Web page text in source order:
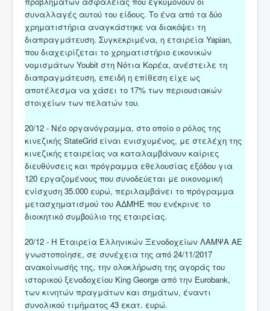
συναλλαγές αυτού του είδους. Το ένα από τα δύο
χρηματιστήρια αναγκάστηκε να διακόψει τη
διαπραγμάτευση. Συγκεκριμένα, η εταιρεία Yapian,
που διαχειρίζεται το χρηματιστήριο εικονικών
νομισμάτων Youbit στη Νότια Κορέα, ανέστειλε τη
διαπραγμάτευση, επειδή η επίθεση είχε ως
αποτέλεσμα να χάσει το 17% των περιουσιακών
στοιχείων των πελατών του.
20/12 - Νέο οργανόγραμμα, στο οποίο ο ρόλος της
κινεζικής StateGrid είναι ενισχυμένος, με στελέχη της
κινεζικής εταιρείας να καταλαμβάνουν καίριες
διευθύνσεις και πρόγραμμα εθελουσίας εξόδου για
120 εργαζομένους που συνοδεύεται με οικονομική
ενίσχυση 35.000 ευρώ, περιλαμβάνει το πρόγραμμα
μετασχηματισμού του ΑΔΜΗΕ που ενέκρινε το
διοικητικό συμβούλιο της εταιρείας.
20/12 - Η Εταιρεία Ελληνικών Ξενοδοχείων ΛΑΜΨΑ ΑΕ
γνωστοποίησε, σε συνέχεια της από 24/11/2017
ανακοίνωσής της, την ολοκλήρωση της αγοράς του
ιστορικού ξενοδοχείου King George από την Eurobank,
των κινητών πραγμάτων και σημάτων, έναντι
συνολικού τιμήματος 43 εκατ. ευρώ.